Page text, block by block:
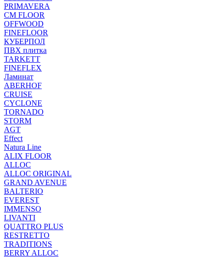
PRIMAVERA
CM FLOOR
OFFWOOD
FINEFLOOR
КУБЕРПОЛ
ПВХ плитка
TARKETT
FINEFLEX
Ламинат
ABERHOF
CRUISE
CYCLONE
TORNADO
STORM
AGT
Effect
Natura Line
ALIX FLOOR
ALLOC
ALLOC ORIGINAL
GRAND AVENUE
BALTERIO
EVEREST
IMMENSO
LIVANTI
QUATTRO PLUS
RESTRETTO
TRADITIONS
BERRY ALLOC